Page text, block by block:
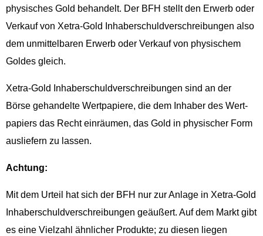
physis­ches Gold behan­delt. Der BFH stellt den Erwerb oder
Verkauf von Xetra-Gold Inhab­er­schuld­ver­schrei­bun­gen also
dem unmit­tel­baren Erwerb oder Verkauf von physis­chem
Goldes gleich.
Xetra-Gold Inhab­er­schuld­ver­schrei­bun­gen sind an der
Börse gehan­delte Wert­pa­piere, die dem Inhab­er des Wert­
pa­piers das Recht ein­räu­men, das Gold in physis­ch­er Form
aus­liefern zu lassen.
Achtung:
Mit dem Urteil hat sich der BFH nur zur Anlage in Xetra-Gold
Inhab­er­schuld­ver­schrei­bun­gen geäußert. Auf dem Markt gibt
es eine Vielzahl ähn­lich­er Pro­duk­te; zu diesen liegen